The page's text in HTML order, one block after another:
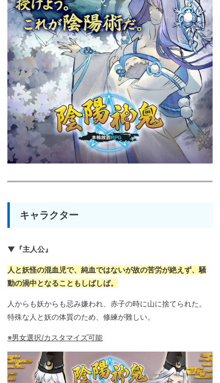
キャラクター
▼『主人公』
人と妖怪の混血児で、純血ではないが故の苦労が絶えず、騒
動の渦中となることもしばしば。
人からも妖からも忌み嫌われ、赤子の時に山に捨てられた。
特殊な人と妖の体質のため、修練が難しい。
※男女選択/カスタマイズ可能